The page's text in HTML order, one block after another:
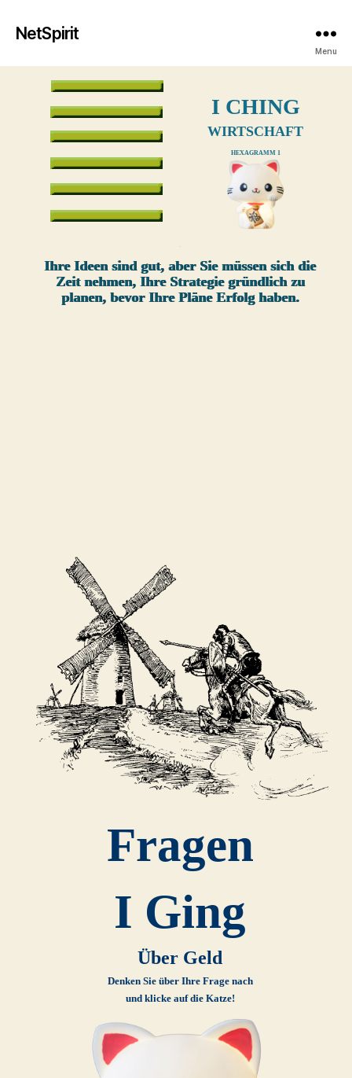
NetSpirit
Menu
I CHING
WIRTSCHAFT
HEXAGRAMM 1
Ihre Ideen sind gut, aber Sie müssen sich die
Zeit nehmen, Ihre Strategie gründlich zu
planen, bevor Ihre Pläne Erfolg haben.
Fragen
I Ging
Über Geld
Denken Sie über Ihre Frage nach
und klicke auf die Katze!